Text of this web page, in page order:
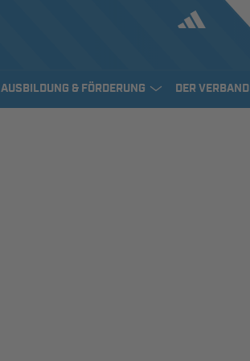
AUSBILDUNG & FÖRDERUNG DER VERBAND